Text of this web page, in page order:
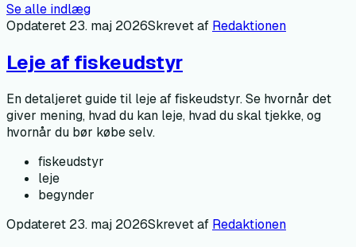
Se alle indlæg
Opdateret 23. maj 2026Skrevet af Redaktionen
Leje af fiskeudstyr
En detaljeret guide til leje af fiskeudstyr. Se hvornår det
giver mening, hvad du kan leje, hvad du skal tjekke, og
hvornår du bør købe selv.
fiskeudstyr
leje
begynder
Opdateret 23. maj 2026Skrevet af Redaktionen